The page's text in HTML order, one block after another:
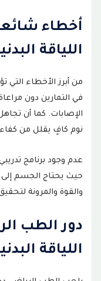
أخطاء
اللياقة
من أبرز الأخطاء التي
في التمارين دون
الإصابات. كما أن
نوم كافٍ يقلل من كفاءة
عدم وجود برنامج
حيث يحتاج الجسم
والقوة والمرونة
دور الطب
اللياقة